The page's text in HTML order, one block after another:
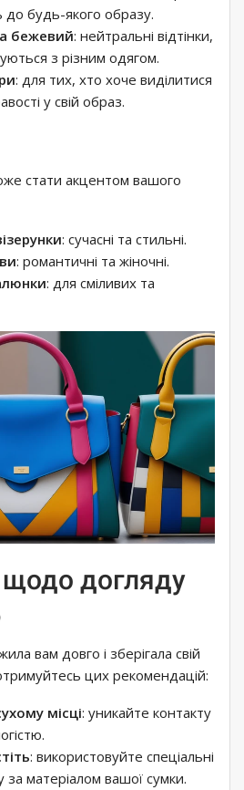
до будь-якого образу.
бежевий: нейтральні відтінки,
з різним одягом.
: для тих, хто хоче виділитися
у свій образ.
стати акцентом вашого
: сучасні та стильні.
: романтичні та жіночні.
: для сміливих та
догляду
вам довго і зберігала свій
цих рекомендацій:
місці: уникайте контакту
: використовуйте спеціальні
за матеріалом вашої сумки.